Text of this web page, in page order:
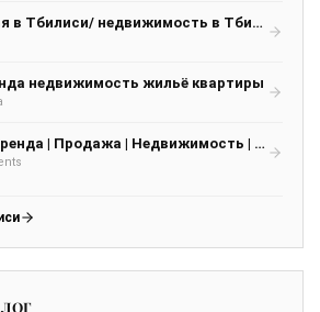
Аренда жилья в Тбилиси/ недвижимость в Тбилиси / квартиры в тбилиси / Apartment Tbilisi
недвижимость жильё квартиры
Тбилиси 🏡 Аренда | Продажа | Недвижимость | Жилье | Квартиры